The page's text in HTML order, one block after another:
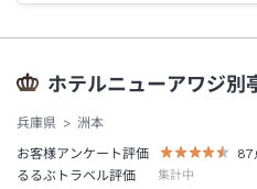
ホテルニューアワジ別
兵庫県
洲本
お客様アンケート評価
87
るるぶトラベル評価
集計中